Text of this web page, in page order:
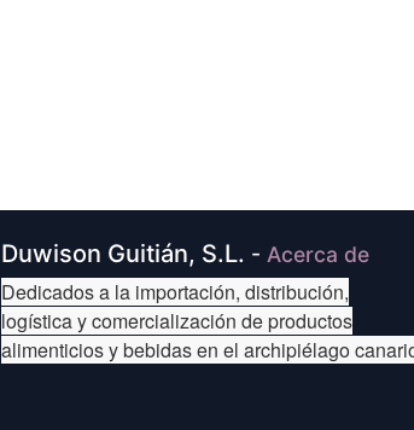
Duwison Guitián, S.L. - Acerca de
Dedicados a la importación, distribución,
logística y comercialización de productos
alimenticios y bebidas en el archipiélago